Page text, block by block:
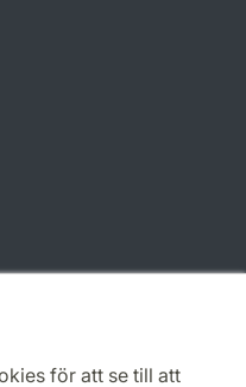
för att se till att